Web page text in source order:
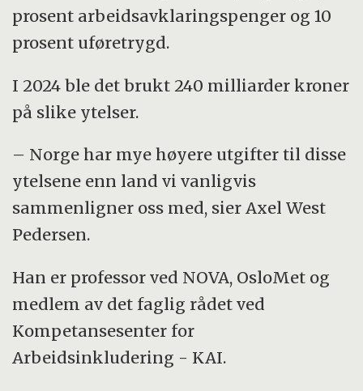
prosent arbeidsavklaringspenger og 10
prosent uføretrygd.
I 2024 ble det brukt 240 milliarder kroner
på slike ytelser.
– Norge har mye høyere utgifter til disse
ytelsene enn land vi vanligvis
sammenligner oss med, sier Axel West
Pedersen.
Han er professor ved NOVA, OsloMet og
medlem av det faglig rådet ved
Kompetansesenter for
Arbeidsinkludering - KAI.